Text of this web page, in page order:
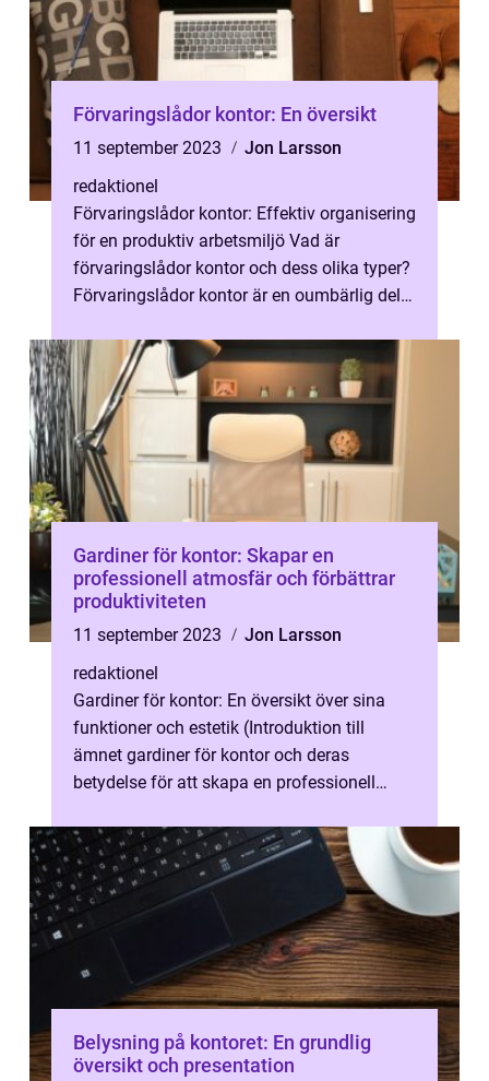
Förvaringslådor kontor: En översikt
11 september 2023
Jon Larsson
redaktionel
Förvaringslådor kontor: Effektiv organisering
för en produktiv arbetsmiljö Vad är
förvaringslådor kontor och dess olika typer?
Förvaringslådor kontor är en oumbärlig del
Gardiner för kontor: Skapar en
professionell atmosfär och förbättrar
produktiviteten
11 september 2023
Jon Larsson
redaktionel
Gardiner för kontor: En översikt över sina
funktioner och estetik (Introduktion till
ämnet gardiner för kontor och deras
betydelse för att skapa en professionell
Belysning på kontoret: En grundlig
översikt och presentation